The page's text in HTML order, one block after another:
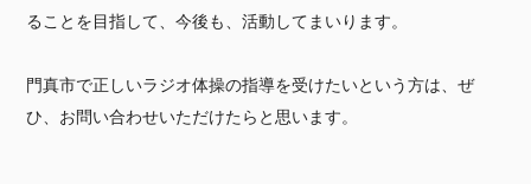
ることを目指して、今後も、活動してまいります。
門真市で正しいラジオ体操の指導を受けたいという方は、ぜ
ひ、お問い合わせいただけたらと思います。